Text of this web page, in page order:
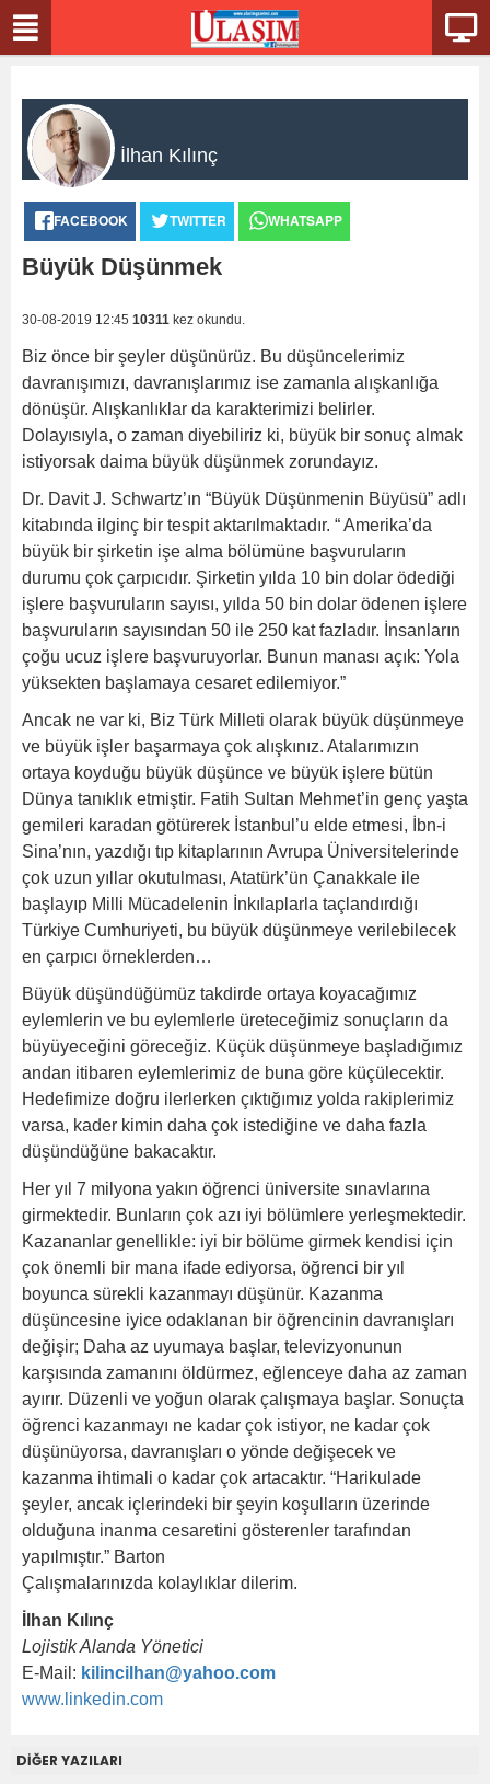
İlhan Kılınç
FACEBOOK TWITTER WHATSAPP
Büyük Düşünmek
30-08-2019 12:45 10311 kez okundu.
Biz önce bir şeyler düşünürüz. Bu düşüncelerimiz
davranışımızı, davranışlarımız ise zamanla alışkanlığa
dönüşür. Alışkanlıklar da karakterimizi belirler.
Dolayısıyla, o zaman diyebiliriz ki, büyük bir sonuç almak
istiyorsak daima büyük düşünmek zorundayız.
Dr. Davit J. Schwartz’ın “Büyük Düşünmenin Büyüsü” adlı
kitabında ilginç bir tespit aktarılmaktadır. “ Amerika’da
büyük bir şirketin işe alma bölümüne başvuruların
durumu çok çarpıcıdır. Şirketin yılda 10 bin dolar ödediği
işlere başvuruların sayısı, yılda 50 bin dolar ödenen işlere
başvuruların sayısından 50 ile 250 kat fazladır. İnsanların
çoğu ucuz işlere başvuruyorlar. Bunun manası açık: Yola
yüksekten başlamaya cesaret edilemiyor.”
Ancak ne var ki, Biz Türk Milleti olarak büyük düşünmeye
ve büyük işler başarmaya çok alışkınız. Atalarımızın
ortaya koyduğu büyük düşünce ve büyük işlere bütün
Dünya tanıklık etmiştir. Fatih Sultan Mehmet’in genç yaşta
gemileri karadan götürerek İstanbul’u elde etmesi, İbn-i
Sina’nın, yazdığı tıp kitaplarının Avrupa Üniversitelerinde
çok uzun yıllar okutulması, Atatürk’ün Çanakkale ile
başlayıp Milli Mücadelenin İnkılaplarla taçlandırdığı
Türkiye Cumhuriyeti, bu büyük düşünmeye verilebilecek
en çarpıcı örneklerden…
Büyük düşündüğümüz takdirde ortaya koyacağımız
eylemlerin ve bu eylemlerle üreteceğimiz sonuçların da
büyüyeceğini göreceğiz. Küçük düşünmeye başladığımız
andan itibaren eylemlerimiz de buna göre küçülecektir.
Hedefimize doğru ilerlerken çıktığımız yolda rakiplerimiz
varsa, kader kimin daha çok istediğine ve daha fazla
düşündüğüne bakacaktır.
Her yıl 7 milyona yakın öğrenci üniversite sınavlarına
girmektedir. Bunların çok azı iyi bölümlere yerleşmektedir.
Kazananlar genellikle: iyi bir bölüme girmek kendisi için
çok önemli bir mana ifade ediyorsa, öğrenci bir yıl
boyunca sürekli kazanmayı düşünür. Kazanma
düşüncesine iyice odaklanan bir öğrencinin davranışları
değişir; Daha az uyumaya başlar, televizyonunun
karşısında zamanını öldürmez, eğlenceye daha az zaman
ayırır. Düzenli ve yoğun olarak çalışmaya başlar. Sonuçta
öğrenci kazanmayı ne kadar çok istiyor, ne kadar çok
düşünüyorsa, davranışları o yönde değişecek ve
kazanma ihtimali o kadar çok artacaktır. “Harikulade
şeyler, ancak içlerindeki bir şeyin koşulların üzerinde
olduğuna inanma cesaretini gösterenler tarafından
yapılmıştır.” Barton
Çalışmalarınızda kolaylıklar dilerim.
İlhan Kılınç
Lojistik Alanda Yönetici
E-Mail: kilincilhan@yahoo.com
www.linkedin.com
DİĞER YAZILARI